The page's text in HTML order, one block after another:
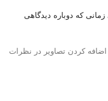
که دوباره دیدگاهی
کردن تصاویر در نظرات